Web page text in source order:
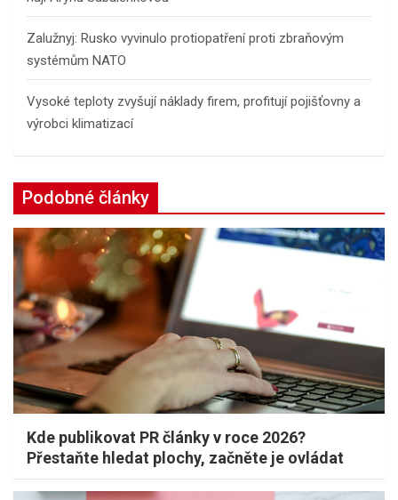
Zalužnyj: Rusko vyvinulo protiopatření proti zbraňovým
systémům NATO
Vysoké teploty zvyšují náklady firem, profitují pojišťovny a
výrobci klimatizací
Podobné články
Kde publikovat PR články v roce 2026?
Přestaňte hledat plochy, začněte je ovládat